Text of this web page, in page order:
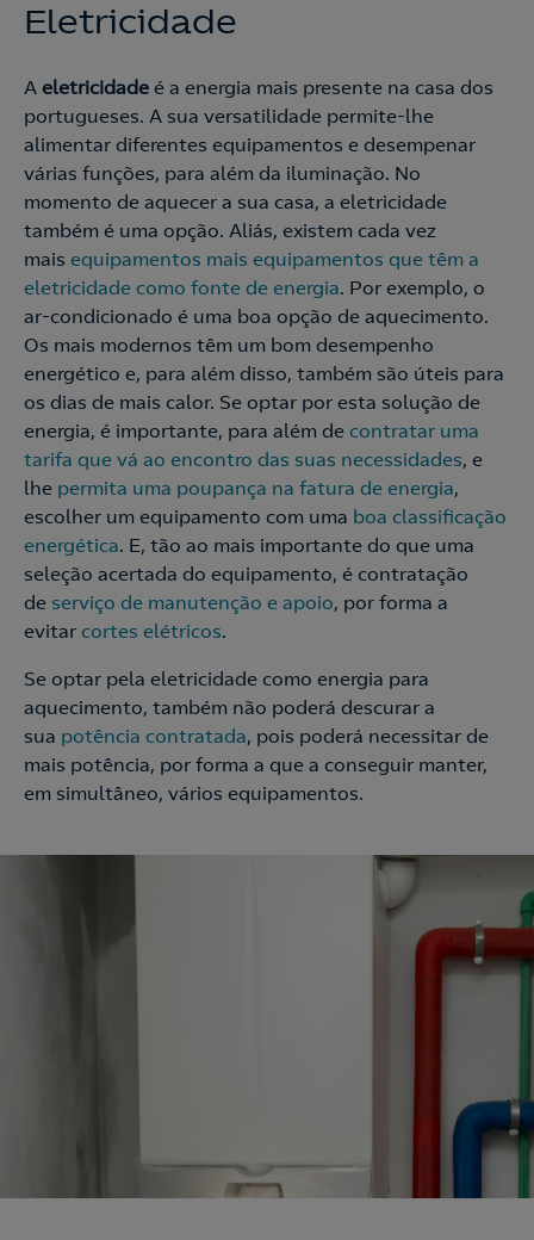
Eletricidade
A eletricidade é a energia mais presente na casa dos
portugueses. A sua versatilidade permite-lhe
alimentar diferentes equipamentos e desempenar
várias funções, para além da iluminação. No
momento de aquecer a sua casa, a eletricidade
também é uma opção. Aliás, existem cada vez
mais equipamentos mais equipamentos que têm a
eletricidade como fonte de energia. Por exemplo, o
ar-condicionado é uma boa opção de aquecimento.
Os mais modernos têm um bom desempenho
energético e, para além disso, também são úteis para
os dias de mais calor. Se optar por esta solução de
energia, é importante, para além de contratar uma
tarifa que vá ao encontro das suas necessidades, e
lhe permita uma poupança na fatura de energia,
escolher um equipamento com uma boa classificação
energética. E, tão ao mais importante do que uma
seleção acertada do equipamento, é contratação
de serviço de manutenção e apoio, por forma a
evitar cortes elétricos.
Se optar pela eletricidade como energia para
aquecimento, também não poderá descurar a
sua potência contratada, pois poderá necessitar de
mais potência, por forma a que a conseguir manter,
em simultâneo, vários equipamentos.